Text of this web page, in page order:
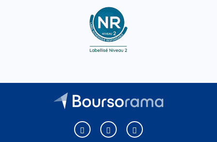
Boursorama sur Facebook
Boursorama sur XBoursorama sur